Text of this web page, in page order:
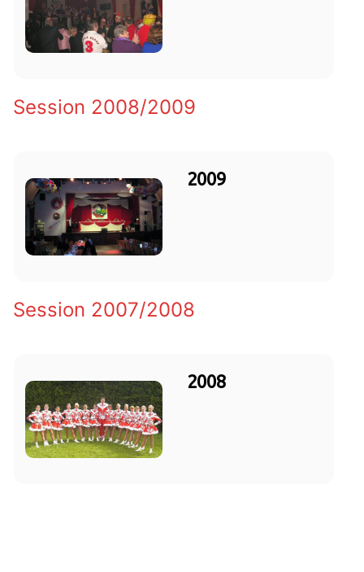
Session 2008/2009
2009
Session 2007/2008
2008